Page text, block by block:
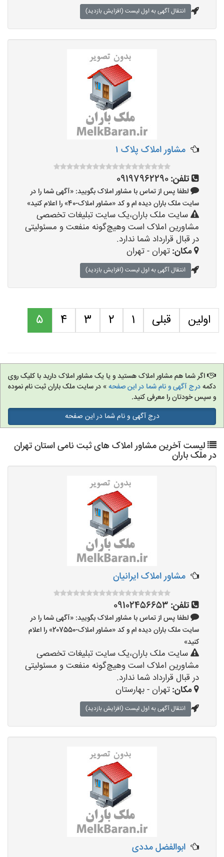
انتقال آگهی به اول لیست (افزایش بازدید)
مشاور املاک پلاک ۱
تلفن:09197962290
لطفا پس از تماس با مشاور املاک بگویید: «آگهی شما را در
سایت ملک باران دیده ام و کد «مشاور املاک-40» را اعلام کنید»
سایت ملک باران،یک سایت تبلیغات تخصصی
مشاورین املاک است وهیچ‌گونه منفعت و مسئولیتی
در قبال قرارداد شما ندارد.
مکان:تهران - تهران
انتقال آگهی به اول لیست (افزایش بازدید)
اولین قبلی 1
2
3
4
5
اگر شما هم مشاور املاک هستید و یا یک مشاور املاک دارید با کلیک روی
دکمهدرج آگهی و نام شما در این صفحه» در سایت ملک باران ثبت نام نموده
و سپس خودتان را معرفی کنید.
درج آگهی و نام شما در این صفحه
لیست آخرین مشاور املاک های ثبت نامی استان تهران
در ملک باران
مشاور املاک ایرانیان
تلفن: 09102456653
لطفا پس از تماس با مشاور املاک بگویید: «آگهی شما را در
سایت ملک باران دیده ام و کد «مشاور املاک-207550» را اعلام
کنید»
سایت ملک باران،یک سایت تبلیغات تخصصی
مشاورین املاک است وهیچ‌گونه منفعت و مسئولیتی
در قبال قرارداد شما ندارد.
مکان:تهران - بهارستان
انتقال آگهی به اول لیست (افزایش بازدید)
ابوالفضل مددی